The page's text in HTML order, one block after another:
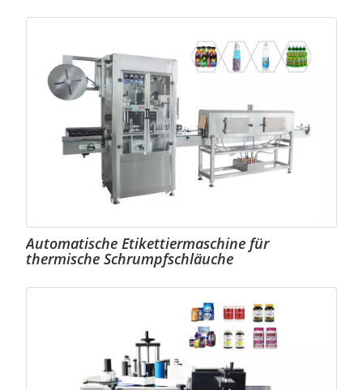
Automatische Etikettiermaschine für
thermische Schrumpfschläuche